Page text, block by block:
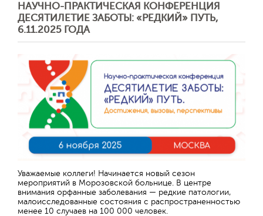
НАУЧНО-ПРАКТИЧЕСКАЯ КОНФЕРЕНЦИЯ
ДЕСЯТИЛЕТИЕ ЗАБОТЫ: «РЕДКИЙ» ПУТЬ,
6.11.2025 ГОДА
Уважаемые коллеги! Начинается новый сезон
мероприятий в Морозовской больнице. В центре
внимания орфанные заболевания — редкие патологии,
малоисследованные состояния с распространенностью
менее 10 случаев на 100 000 человек.